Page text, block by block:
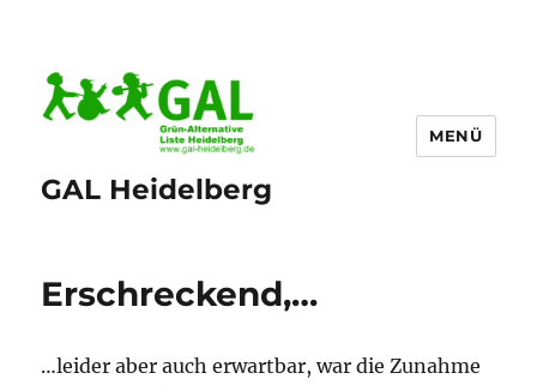
GAL Heidelberg
MENÜ
Erschreckend,…
…leider aber auch erwartbar, war die Zunahme